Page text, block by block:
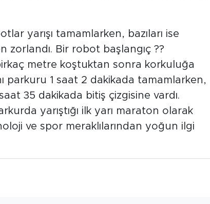
yarışı tamamlarken, bazıları ise
zorlandı. Bir robot başlangıç ??
metre koştuktan sonra korkuluğa
parkuru 1 saat 2 dakikada tamamlarken,
35 dakikada bitiş çizgisine vardı.
yarıştığı ilk yarı maraton olarak
ve spor meraklılarından yoğun ilgi